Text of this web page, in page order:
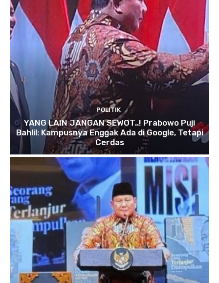
POLITIK
YANG LAIN JANGAN SEWOT..! Prabowo Puji
Bahlil: Kampusnya Enggak Ada di Google, Tetapi
Cerdas